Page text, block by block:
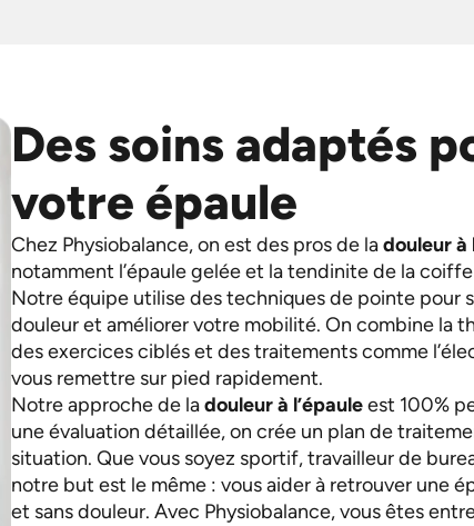
Des soins adaptés
votre épaule
Chez Physiobalance, on est des pros de ladouleur à
notamment l’épaule gelée et la tendinite de la
Notre équipe utilise des techniques de pointe pour
douleur et améliorer votre mobilité. On combine la
des exercices ciblés et des traitements comme
vous remettre sur pied rapidement.
Notre approche de ladouleur à l’épauleest 100%
une évaluation détaillée, on crée un plan de
situation. Que vous soyez sportif, travailleur de
notre but est le même : vous aider à retrouver une
et sans douleur. Avec Physiobalance, vous êtes